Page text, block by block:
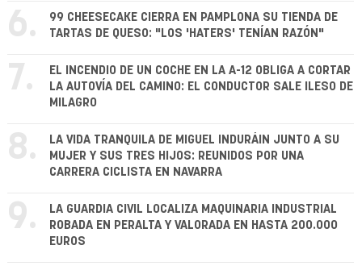
6.
99 CHEESECAKE CIERRA EN PAMPLONA SU TIENDA DE
TARTAS DE QUESO: "LOS 'HATERS' TENÍAN RAZÓN"
7.
EL INCENDIO DE UN COCHE EN LA A-12 OBLIGA A CORTAR
LA AUTOVÍA DEL CAMINO: EL CONDUCTOR SALE ILESO DE
MILAGRO
8.
LA VIDA TRANQUILA DE MIGUEL INDURÁIN JUNTO A SU
MUJER Y SUS TRES HIJOS: REUNIDOS POR UNA
CARRERA CICLISTA EN NAVARRA
9.
LA GUARDIA CIVIL LOCALIZA MAQUINARIA INDUSTRIAL
ROBADA EN PERALTA Y VALORADA EN HASTA 200.000
EUROS